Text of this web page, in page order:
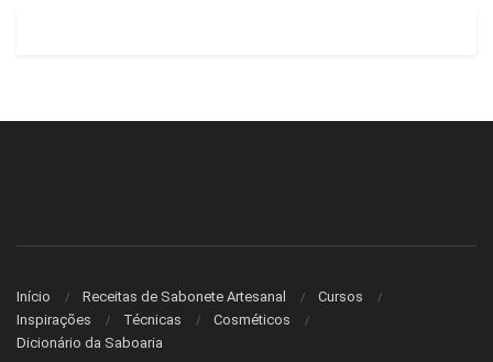
Início Receitas de Sabonete Artesanal
Cursos
Inspirações
Técnicas
Cosméticos
Dicionário da Saboaria